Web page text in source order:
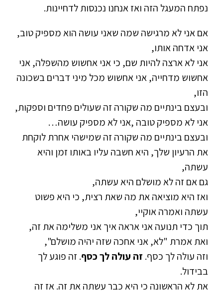
נפתח המעגל הזה ואז אנחנו נכנסות לדחיינות.
אם אני לא מרגישה שמה שאני עושה הוא מספיק טוב,
אני אדחה אותו,
אני לא ארצה להיות שם, כי אני אחשוש מהשפלה, אני
אחשוש מדחייה, אני אחשוש מכל מיני דברים בשכונה
הזו,
ובעצם בינתיים מה שקורה זה שעולים פחדים וספקות,
אני לא מספיק טובה ,אני לא מספיק עושה…
ובעצם בינתיים מה שקורה זה שמישהי אחרת לוקחת
את הרעיון שלך, היא חשבה עליו באותו זמן והיא
עשתה,
גם אם זה לא מושלם היא עשתה,
ואז היא מוציאה את מה שאת רצית, כי היא פשוט
עשתה ואמרה אוקיי,
תוך כדי תנועה אני אראה איך אני משלימה את זה,
ואת אמרת "לא, אני אחכה שזה יהיה מושלם",
וזה עולה לך כסף. זה עולה לך כסף. זה פוגע לך
בבידול.
את לא הראשונה כי היא כבר עשתה את זה. אז זה